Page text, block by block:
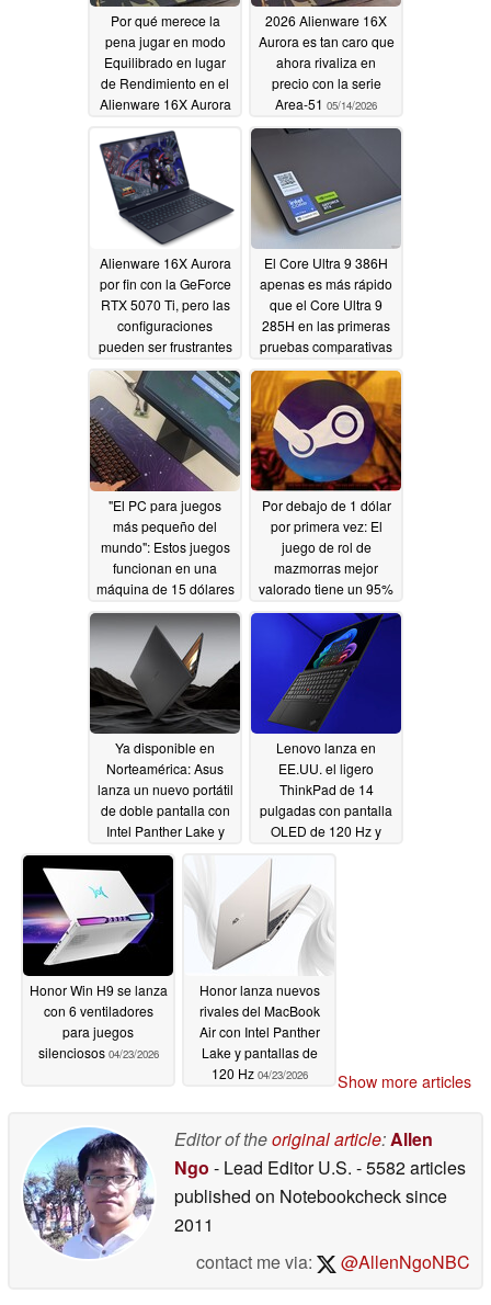
Por qué merece la
pena jugar en modo
Equilibrado en lugar
de Rendimiento en el
Alienware 16X Aurora
2026 Alienware 16X
Aurora es tan caro que
ahora rivaliza en
precio con la serie
Area-51 05/14/2026
Alienware 16X Aurora
por fin con la GeForce
RTX 5070 Ti, pero las
configuraciones
pueden ser frustrantes
05/13/2026
El Core Ultra 9 386H
apenas es más rápido
que el Core Ultra 9
285H en las primeras
pruebas comparativas
04/30/2026
"El PC para juegos
más pequeño del
mundo": Estos juegos
funcionan en una
máquina de 15 dólares
04/25/2026
Por debajo de 1 dólar
por primera vez: El
juego de rol de
mazmorras mejor
valorado tiene un 95%
de descuento en
Steam04/25/2026
Ya disponible en
Norteamérica: Asus
lanza un nuevo portátil
de doble pantalla con
Intel Panther Lake y
pantallas OLED de 144
04/24/2026
Lenovo lanza en
EE.UU. el ligero
ThinkPad de 14
pulgadas con pantalla
OLED de 120 Hz y
Honor Win H9 se lanza
con 6 ventiladores
para juegos
silenciosos 04/23/2026
Honor lanza nuevos
rivales del MacBook
Air con Intel Panther
Lake y pantallas de
120 Hz 04/23/2026 Show more articles
Editor of theoriginal article:Allen
Ngo - Lead Editor U.S. - 5582 articles
published on Notebookchecksince
2011
contact me via:
@AllenNgoNBC